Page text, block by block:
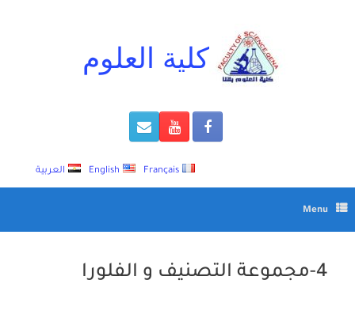
كلية العلوم
العربية English Français
Menu
4-مجموعة التصنيف و الفلورا